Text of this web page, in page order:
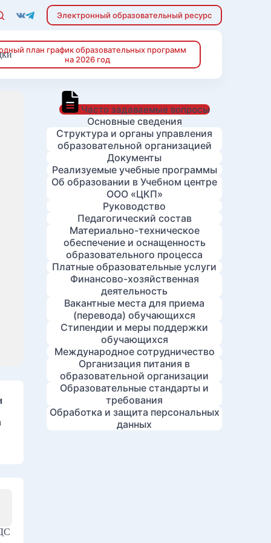
Электронный образовательный ресурс
план график образовательных программ
на 2026 год
Часто задаваемые вопросы
Основные сведения
Структура и органы управления
образовательной организацией
Документы
Реализуемые учебные программы
Об образовании в Учебном центре
ООО «ЦКП»
Руководство
Педагогический состав
Материально-техническое
обеспечение и оснащенность
образовательного процесса
Платные образовательные услуги
Финансово-хозяйственная
деятельность
Вакантные места для приема
(перевода) обучающихся
Стипендии и меры поддержки
обучающихся
Международное сотрудничество
Организация питания в
образовательной организации
Образовательные стандарты и
требования
Обработка и защита персональных
данных